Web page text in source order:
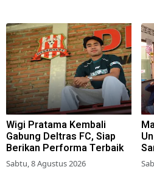
Wigi Pratama Kembali
Gabung Deltras FC, Siap
Berikan Performa Terbaik
Sabtu, 8 Agustus 2026